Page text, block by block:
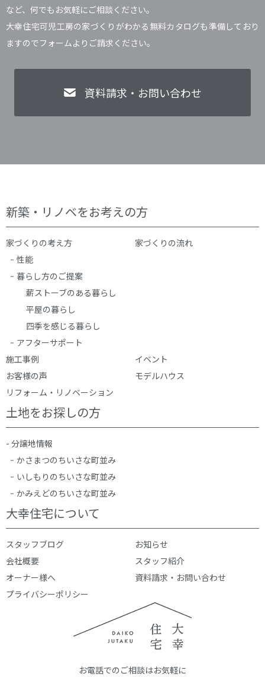
など、何でもお気軽にご相談ください。
大幸住宅可児工房の家づくりがわかる無料カタログも準備しており
ますのでフォームよりご請求ください。
資料請求・お問い合わせ
お電話でのご相談はお気軽に
新築・リノベをお考えの方
家づくりの考え方
性能
暮らし方のご提案
薪ストーブのある暮らし
平屋の暮らし
四季を感じる暮らし
アフターサポート
家づくりの流れ
施工事例
イベント
お客様の声
モデルハウス
リフォーム・リノベーション
土地をお探しの方
- 分譲地情報
かさまつのちいさな町並み
いしもりのちいさな町並み
かみえどのちいさな町並み
大幸住宅について
スタッフブログ
お知らせ
会社概要
スタッフ紹介
オーナー様へ
資料請求・お問い合わせ
プライバシーポリシー